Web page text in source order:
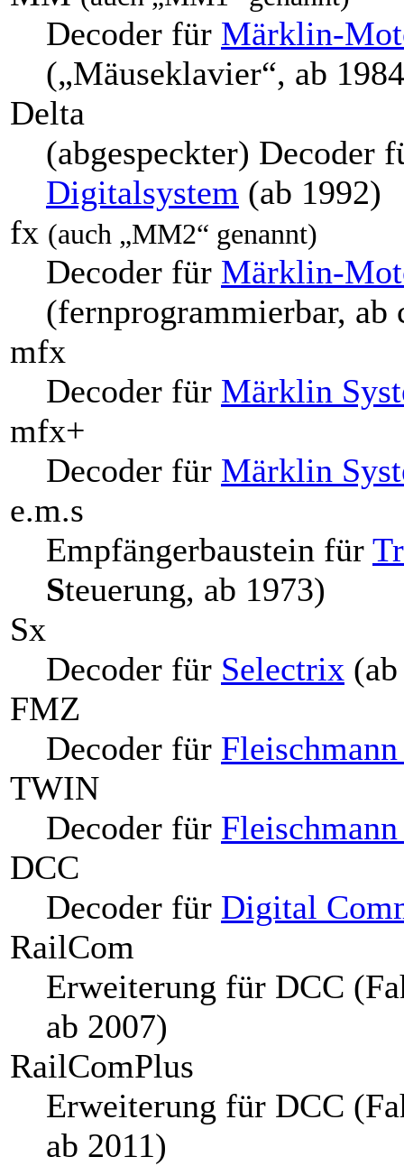
Decoder für Märklin-
(„Mäuseklavier“, ab
Delta
(abgespeckter) Decoder
Digitalsystem (ab 1992)
fx (auch „MM2“ genannt)
Decoder für Märklin-
(fernprogrammierbar, ab
mfx
Decoder für Märklin
mfx+
Decoder für Märklin
e.m.s
Empfängerbaustein für
Steuerung, ab 1973)
Sx
Decoder für Selectrix
FMZ
Decoder für
TWIN
Decoder für
DCC
Decoder für Digital
RailCom
Erweiterung für DCC
ab 2007)
RailComPlus
Erweiterung für DCC
ab 2011)